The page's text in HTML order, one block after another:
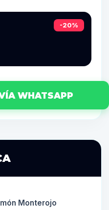
-20%
WHATSAPP
Monterojo